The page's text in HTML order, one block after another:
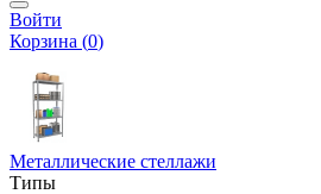
Войти
Корзина (0)
Металлические стеллажи
Типы